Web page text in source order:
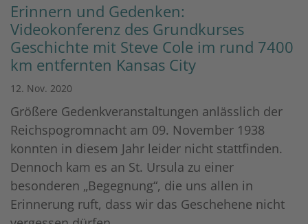
Erinnern und Gedenken:
Videokonferenz des Grundkurses
Geschichte mit Steve Cole im rund 7400
km entfernten Kansas City
12. Nov. 2020
Größere Gedenkveranstaltungen anlässlich der
Reichspogromnacht am 09. November 1938
konnten in diesem Jahr leider nicht stattfinden.
Dennoch kam es an St. Ursula zu einer
besonderen „Begegnung“, die uns allen in
Erinnerung ruft, dass wir das Geschehene nicht